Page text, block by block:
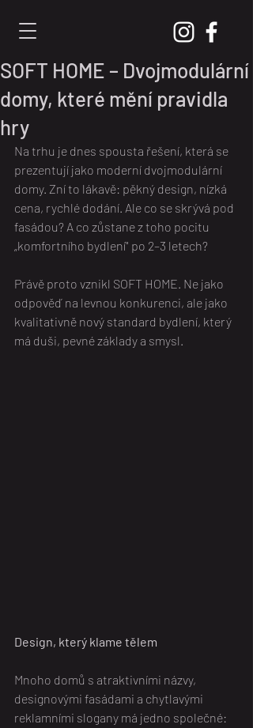
SOFT HOME – Dvojmodulární
domy, které mění pravidla
hry
Na trhu je dnes spousta řešení, která se
prezentují jako moderní dvojmodulární
domy. Zní to lákavě: pěkný design, nízká
cena, rychlé dodání. Ale co se skrývá pod
fasádou? A co zůstane z toho pocitu
„komfortního bydlení" po 2–3 letech?
Právě proto vznikl SOFT HOME. Ne jako
odpověď na levnou konkurenci, ale jako
kvalitativně nový standard bydlení, který
má duši, pevné základy a smysl.
Design, který klame tělem
Mnoho domů s atraktivními názvy,
designovými fasádami a chytlavými
reklamními slogany má jedno společné: